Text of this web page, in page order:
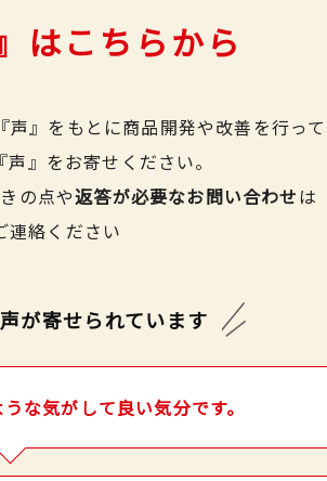
はこちらから
』をもとに商品開発や改善を行って
』をお寄せください。
の点や返答が必要なお問い合わせは
連絡ください
が寄せられています
な気がして良い気分です。